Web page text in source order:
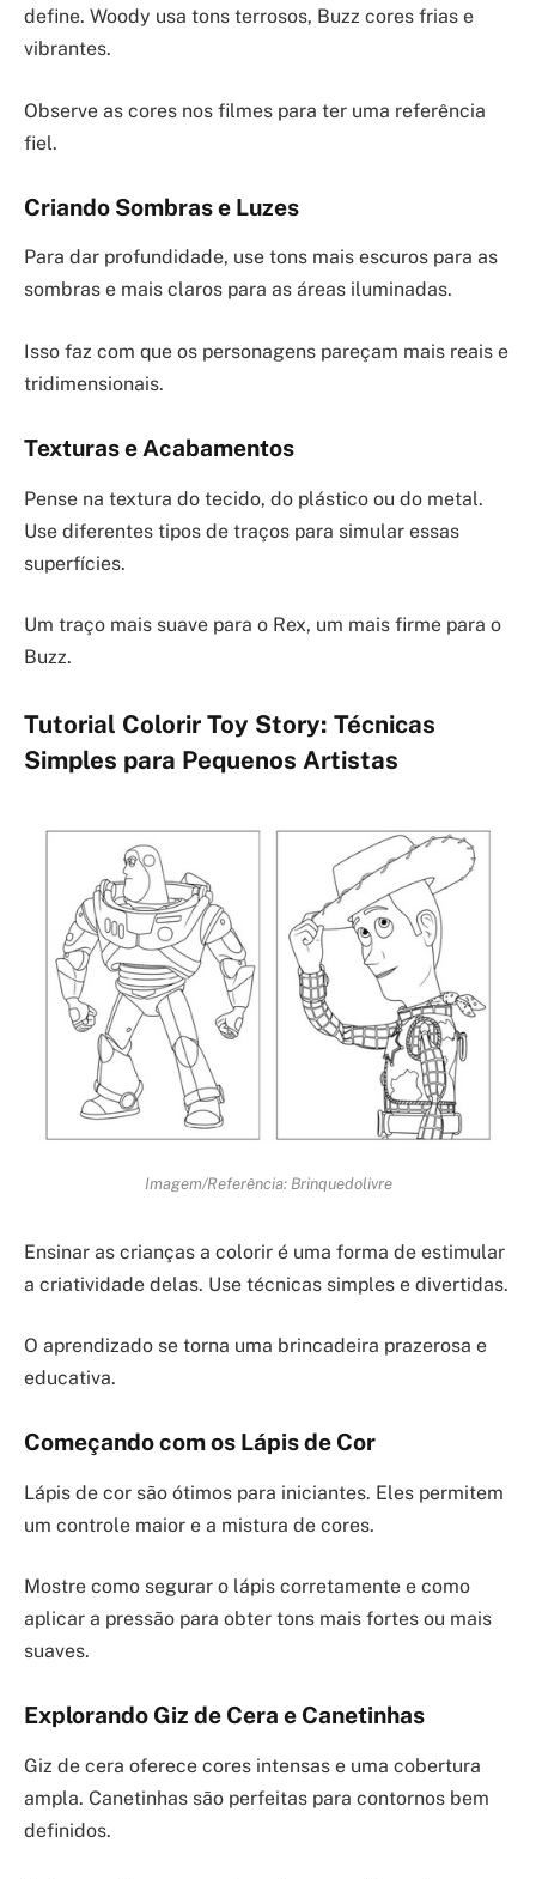
define. Woody usa tons terrosos, Buzz cores frias e
vibrantes.
Observe as cores nos filmes para ter uma referência
fiel.
Criando Sombras e Luzes
Para dar profundidade, use tons mais escuros para as
sombras e mais claros para as áreas iluminadas.
Isso faz com que os personagens pareçam mais reais e
tridimensionais.
Texturas e Acabamentos
Pense na textura do tecido, do plástico ou do metal.
Use diferentes tipos de traços para simular essas
superfícies.
Um traço mais suave para o Rex, um mais firme para o
Buzz.
Tutorial Colorir Toy Story: Técnicas
Simples para Pequenos Artistas
Imagem/Referência: Brinquedolivre
Ensinar as crianças a colorir é uma forma de estimular
a criatividade delas. Use técnicas simples e divertidas.
O aprendizado se torna uma brincadeira prazerosa e
educativa.
Começando com os Lápis de Cor
Lápis de cor são ótimos para iniciantes. Eles permitem
um controle maior e a mistura de cores.
Mostre como segurar o lápis corretamente e como
aplicar a pressão para obter tons mais fortes ou mais
suaves.
Explorando Giz de Cera e Canetinhas
Giz de cera oferece cores intensas e uma cobertura
ampla. Canetinhas são perfeitas para contornos bem
definidos.